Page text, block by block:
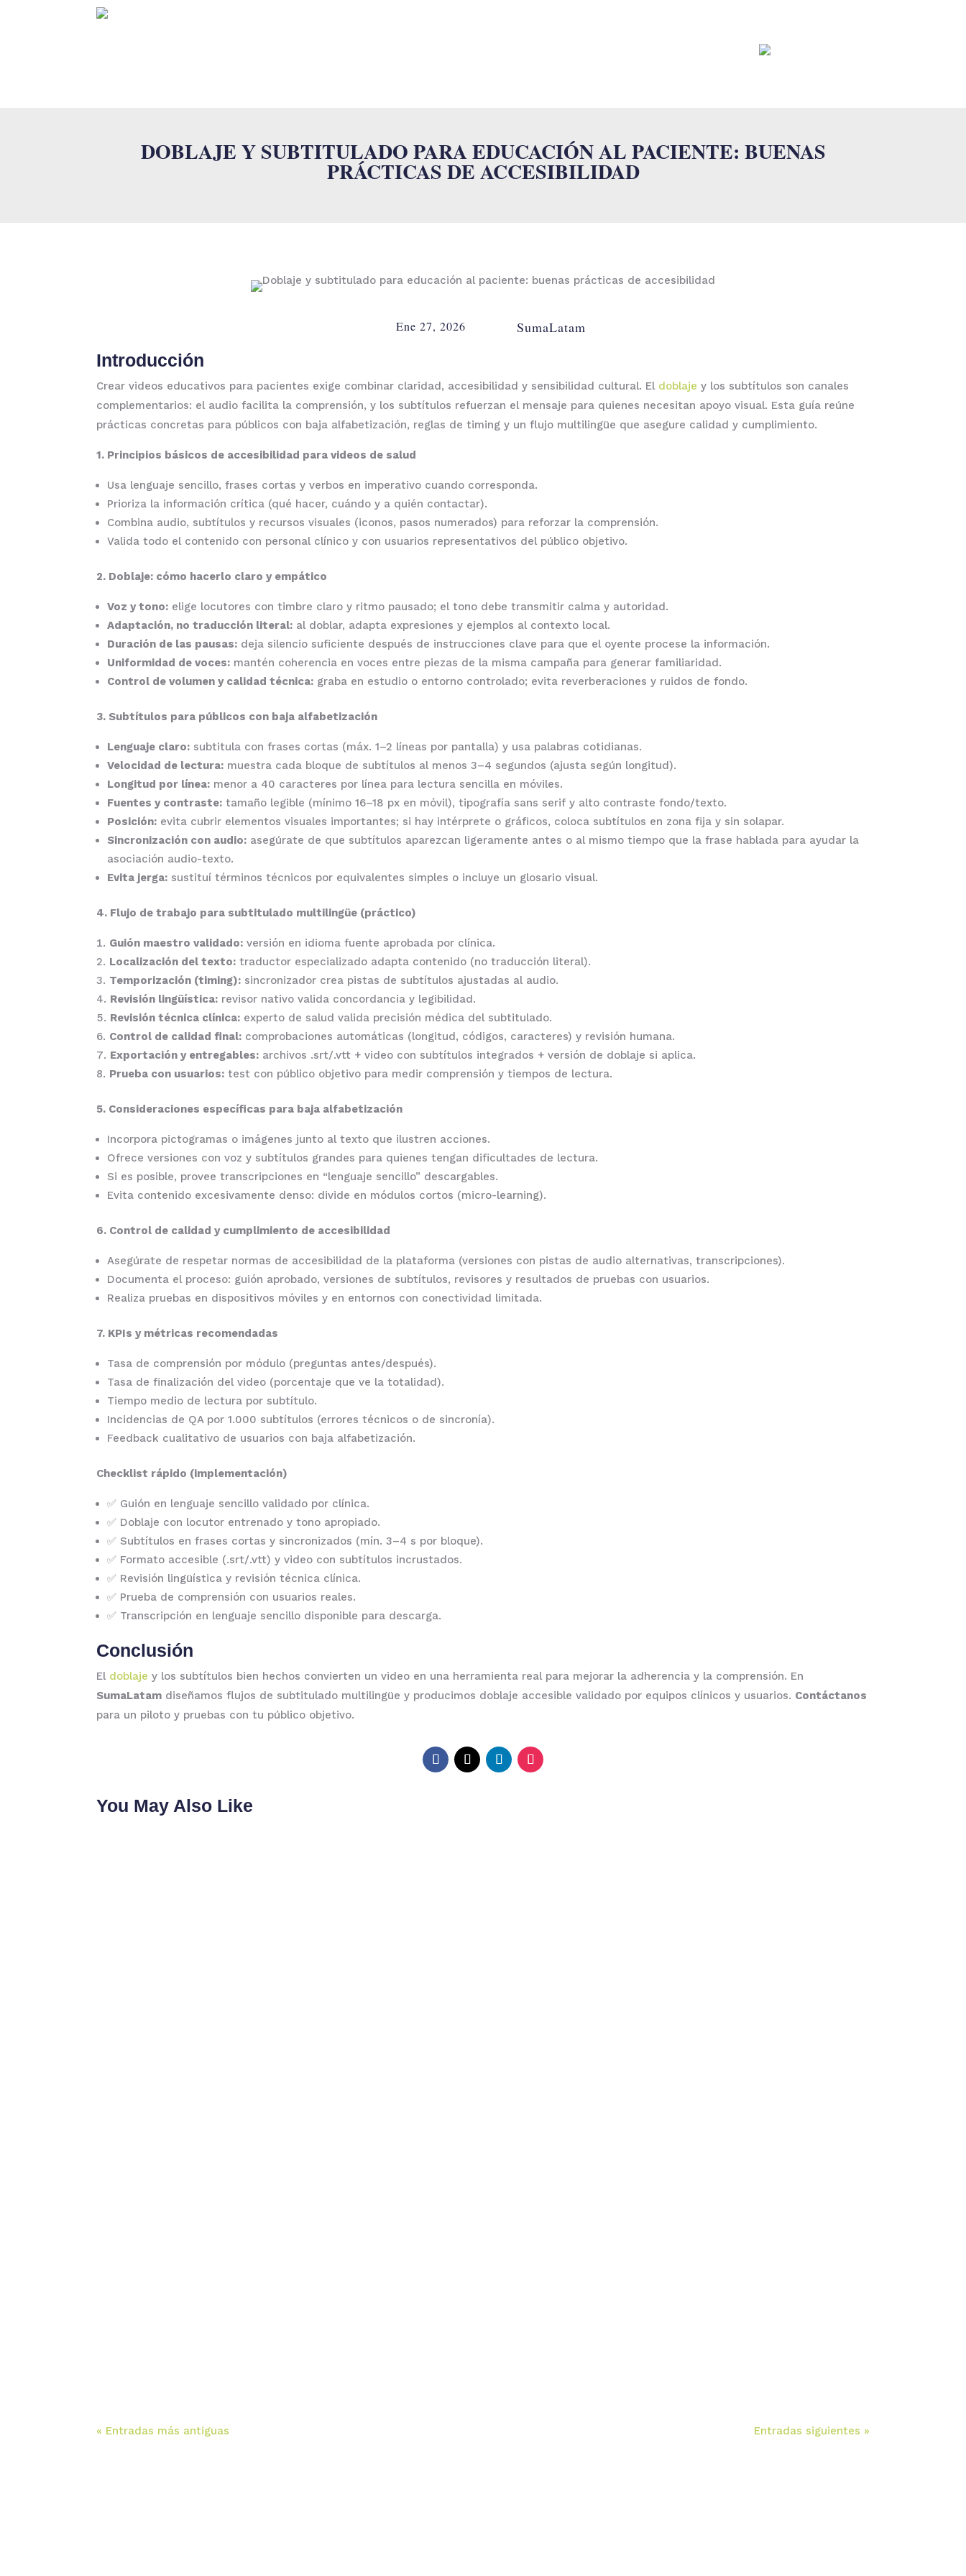
DOBLAJE Y SUBTITULADO PARA EDUCACIÓN AL PACIENTE: BUENAS
PRÁCTICAS DE ACCESIBILIDAD
Ene 27, 2026 SumaLatam
Introducción
Crear videos educativos para pacientes exige combinar claridad, accesibilidad y sensibilidad cultural. El doblaje y los subtítulos son canales
complementarios: el audio facilita la comprensión, y los subtítulos refuerzan el mensaje para quienes necesitan apoyo visual. Esta guía reúne
prácticas concretas para públicos con baja alfabetización, reglas de timing y un flujo multilingüe que asegure calidad y cumplimiento.
1. Principios básicos de accesibilidad para videos de salud
Usa lenguaje sencillo, frases cortas y verbos en imperativo cuando corresponda.
Prioriza la información crítica (qué hacer, cuándo y a quién contactar).
Combina audio, subtítulos y recursos visuales (iconos, pasos numerados) para reforzar la comprensión.
Valida todo el contenido con personal clínico y con usuarios representativos del público objetivo.
2. Doblaje: cómo hacerlo claro y empático
Voz y tono: elige locutores con timbre claro y ritmo pausado; el tono debe transmitir calma y autoridad.
Adaptación, no traducción literal: al doblar, adapta expresiones y ejemplos al contexto local.
Duración de las pausas: deja silencio suficiente después de instrucciones clave para que el oyente procese la información.
Uniformidad de voces: mantén coherencia en voces entre piezas de la misma campaña para generar familiaridad.
Control de volumen y calidad técnica: graba en estudio o entorno controlado; evita reverberaciones y ruidos de fondo.
3. Subtítulos para públicos con baja alfabetización
Lenguaje claro: subtitula con frases cortas (máx. 1–2 líneas por pantalla) y usa palabras cotidianas.
Velocidad de lectura: muestra cada bloque de subtítulos al menos 3–4 segundos (ajusta según longitud).
Longitud por línea: menor a 40 caracteres por línea para lectura sencilla en móviles.
Fuentes y contraste: tamaño legible (mínimo 16–18 px en móvil), tipografía sans serif y alto contraste fondo/texto.
Posición: evita cubrir elementos visuales importantes; si hay intérprete o gráficos, coloca subtítulos en zona fija y sin solapar.
Sincronización con audio: asegúrate de que subtítulos aparezcan ligeramente antes o al mismo tiempo que la frase hablada para ayudar la
asociación audio-texto.
Evita jerga: sustituí términos técnicos por equivalentes simples o incluye un glosario visual.
4. Flujo de trabajo para subtitulado multilingüe (práctico)
Guión maestro validado: versión en idioma fuente aprobada por clínica.
Localización del texto: traductor especializado adapta contenido (no traducción literal).
Temporización (timing): sincronizador crea pistas de subtítulos ajustadas al audio.
Revisión lingüística: revisor nativo valida concordancia y legibilidad.
Revisión técnica clínica: experto de salud valida precisión médica del subtitulado.
Control de calidad final: comprobaciones automáticas (longitud, códigos, caracteres) y revisión humana.
Exportación y entregables: archivos .srt/.vtt + video con subtítulos integrados + versión de doblaje si aplica.
Prueba con usuarios: test con público objetivo para medir comprensión y tiempos de lectura.
5. Consideraciones específicas para baja alfabetización
Incorpora pictogramas o imágenes junto al texto que ilustren acciones.
Ofrece versiones con voz y subtítulos grandes para quienes tengan dificultades de lectura.
Si es posible, provee transcripciones en “lenguaje sencillo” descargables.
Evita contenido excesivamente denso: divide en módulos cortos (micro-learning).
6. Control de calidad y cumplimiento de accesibilidad
Asegúrate de respetar normas de accesibilidad de la plataforma (versiones con pistas de audio alternativas, transcripciones).
Documenta el proceso: guión aprobado, versiones de subtítulos, revisores y resultados de pruebas con usuarios.
Realiza pruebas en dispositivos móviles y en entornos con conectividad limitada.
7. KPIs y métricas recomendadas
Tasa de comprensión por módulo (preguntas antes/después).
Tasa de finalización del video (porcentaje que ve la totalidad).
Tiempo medio de lectura por subtítulo.
Incidencias de QA por 1.000 subtítulos (errores técnicos o de sincronía).
Feedback cualitativo de usuarios con baja alfabetización.
Checklist rápido (implementación)
✅ Guión en lenguaje sencillo validado por clínica.
✅ Doblaje con locutor entrenado y tono apropiado.
✅ Subtítulos en frases cortas y sincronizados (mín. 3–4 s por bloque).
✅ Formato accesible (.srt/.vtt) y video con subtítulos incrustados.
✅ Revisión lingüística y revisión técnica clínica.
✅ Prueba de comprensión con usuarios reales.
✅ Transcripción en lenguaje sencillo disponible para descarga.
Conclusión
El doblaje y los subtítulos bien hechos convierten un video en una herramienta real para mejorar la adherencia y la comprensión. En
SumaLatam diseñamos flujos de subtitulado multilingüe y producimos doblaje accesible validado por equipos clínicos y usuarios. Contáctanos
para un piloto y pruebas con tu público objetivo.
You May Also Like
« Entradas más antiguas Entradas siguientes »